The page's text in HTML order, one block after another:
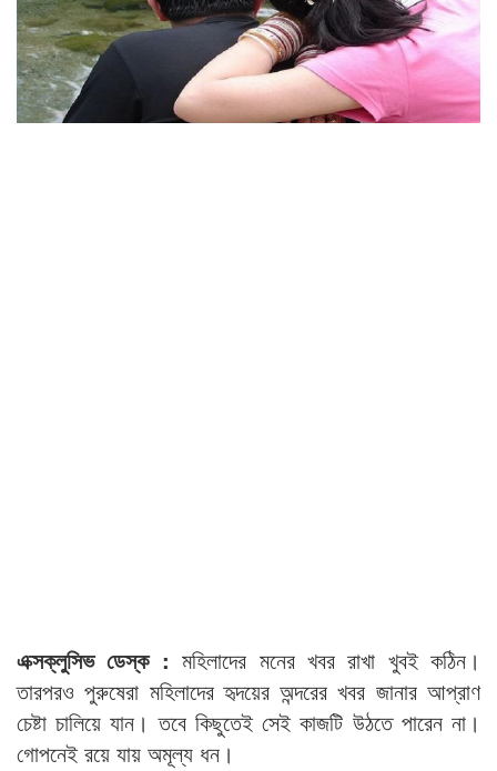
এক্সক্লুসিভ ডেস্ক :মহিলাদের মনের খবর রাখা খুবই কঠিন।
তারপরও পুরুষেরা মহিলাদের হৃদয়ের অন্দরের খবর জানার আপ্রাণ
চেষ্টা চালিয়ে যান। তবে কিছুতেই সেই কাজটি উঠতে পারেন না।
গোপনেই রয়ে যায় অমূল্য ধন।